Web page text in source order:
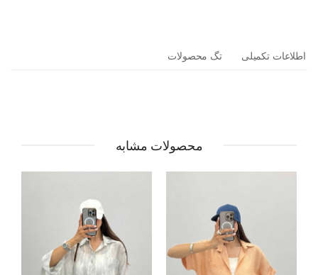
اطلاعات تکمیلی تگ محصولات
محصولات مشابه